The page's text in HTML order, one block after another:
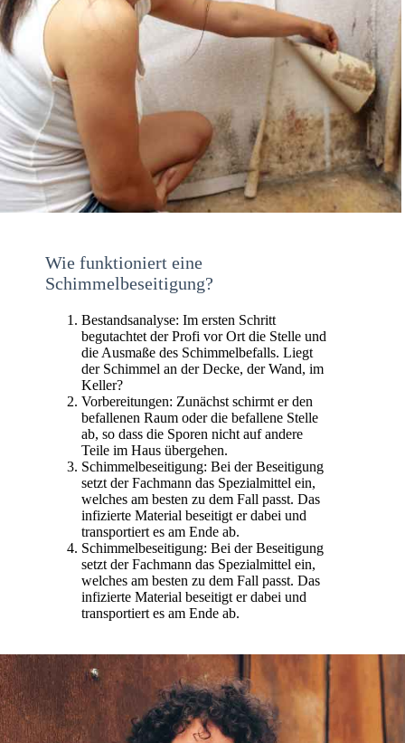
Wie funktioniert eine
Schimmelbeseitigung?
Bestandsanalyse: Im ersten Schritt
begutachtet der Profi vor Ort die Stelle und
die Ausmaße des Schimmelbefalls. Liegt
der Schimmel an der Decke, der Wand, im
Keller?
Vorbereitungen: Zunächst schirmt er den
befallenen Raum oder die befallene Stelle
ab, so dass die Sporen nicht auf andere
Teile im Haus übergehen.
Schimmelbeseitigung: Bei der Beseitigung
setzt der Fachmann das Spezialmittel ein,
welches am besten zu dem Fall passt. Das
infizierte Material beseitigt er dabei und
transportiert es am Ende ab.
Schimmelbeseitigung: Bei der Beseitigung
setzt der Fachmann das Spezialmittel ein,
welches am besten zu dem Fall passt. Das
infizierte Material beseitigt er dabei und
transportiert es am Ende ab.